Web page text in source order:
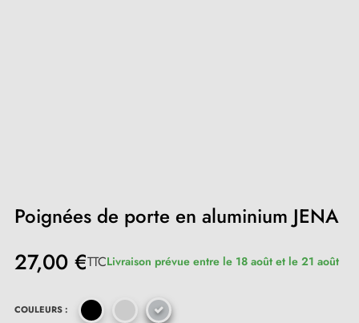
Poignées de porte en aluminium JENA
27,00 €TTCLivraison prévue entre le 18 août et le 21 août
COULEURS :